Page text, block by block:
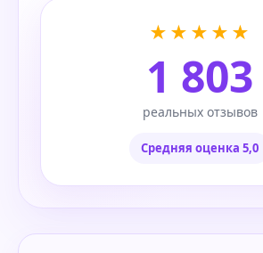
★★★★★
1 803
реальных отзывов
Средняя оценка 5,0